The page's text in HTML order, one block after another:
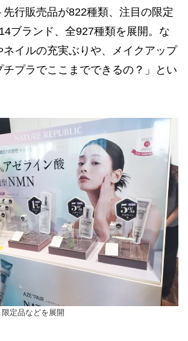
行販売品が822種類、注目の限定
ブランド、全927種類を展開。な
イルの充実ぶりや、メイクアップ
チプラでここまでできるの？」とい
定品などを展開